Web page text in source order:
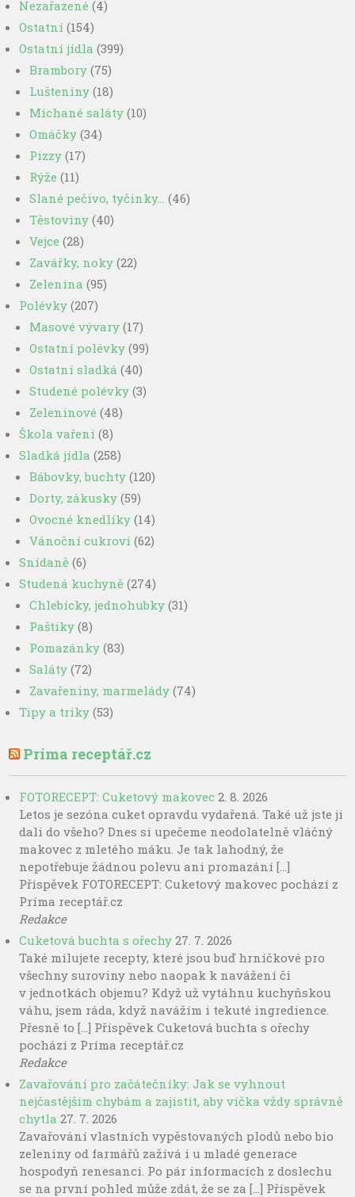
Nezařazené (4)
Ostatní (154)
Ostatní jídla (399)
Brambory (75)
Lušteniny (18)
Míchané saláty (10)
Omáčky (34)
Pizzy (17)
Rýže (11)
Slané pečivo, tyčinky… (46)
Těstoviny (40)
Vejce (28)
Zavářky, noky (22)
Zelenina (95)
Polévky (207)
Masové vývary (17)
Ostatní polévky (99)
Ostatní sladká (40)
Studené polévky (3)
Zeleninové (48)
Škola vaření (8)
Sladká jídla (258)
Bábovky, buchty (120)
Dorty, zákusky (59)
Ovocné knedlíky (14)
Vánoční cukroví (62)
Snídaně (6)
Studená kuchyně (274)
Chlebícky, jednohubky (31)
Paštiky (8)
Pomazánky (83)
Saláty (72)
Zavařeniny, marmelády (74)
Tipy a triky (53)
Príma receptář.cz
FOTORECEPT: Cuketový makovec 2. 8. 2026
Letos je sezóna cuket opravdu vydařená. Také už jste ji
dali do všeho? Dnes si upečeme neodolatelně vláčný
makovec z mletého máku. Je tak lahodný, že
nepotřebuje žádnou polevu ani promazání […]
Příspěvek FOTORECEPT: Cuketový makovec pochází z
Príma receptář.cz
Redakce
Cuketová buchta s ořechy 27. 7. 2026
Také milujete recepty, které jsou buď hrníčkové pro
všechny suroviny nebo naopak k navážení či
v jednotkách objemu? Když už vytáhnu kuchyňskou
váhu, jsem ráda, když navážím i tekuté ingredience.
Přesně to […] Příspěvek Cuketová buchta s ořechy
pochází z Príma receptář.cz
Redakce
Zavařování pro začátečníky: Jak se vyhnout
nejčastějším chybám a zajistit, aby víčka vždy správně
chytla 27. 7. 2026
Zavařování vlastních vypěstovaných plodů nebo bio
zeleniny od farmářů zažívá i u mladé generace
hospodyň renesanci. Po pár informacích z doslechu
se na první pohled může zdát, že se za […] Příspěvek